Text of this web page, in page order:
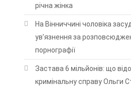
річна жінка
На Вінниччині чоловіка
ув’язнення за
порнографії
Застава 6 мільйонів: що
кримінальну справу Ольги